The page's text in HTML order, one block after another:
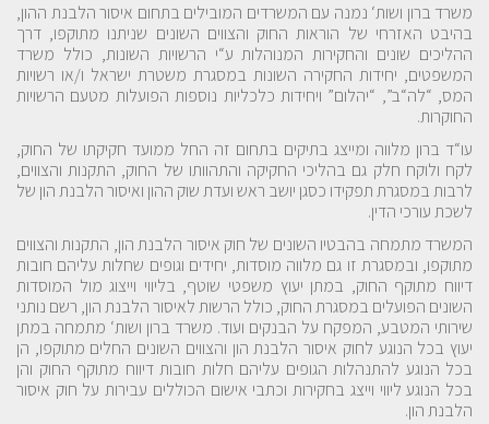
משרד ברון ושות‘ נמנה עם המשרדים המובילים בתחום איסור הלבנת ההון,
בהיבט האזרחי של הוראות החוק והצווים השונים שניתנו מתוקפו, דרך
ההליכים שונים והחקירות המנוהלות ע“י הרשויות השונות, כולל משרד
המשפטים, יחידות החקירה השונות במסגרת משטרת ישראל ו/או רשויות
המס, “לה“ב”, “יהלום” ויחידות כלכליות נוספות הפועלות מטעם הרשויות
החוקרות.
עו“ד ברון מלווה ומייצג בתיקים בתחום זה החל ממועד חקיקתו של החוק,
לקח ולוקח חלק גם בהליכי החקיקה והתהוותו של החוק, התקנות והצווים,
לרבות במסגרת תפקידו כסגן יושב ראש ועדת שוק ההון ואיסור הלבנת הון של
לשכת עורכי הדין.
המשרד מתמחה בהבטיו השונים של חוק איסור הלבנת הון, התקנות והצווים
מתוקפו, ובמסגרת זו גם מלווה מוסדות, יחידים וגופים שחלות עליהם חובות
דיווח מתוקף החוק, במתן יעוץ משפטי שוטף, בליווי וייצוג מול המוסדות
השונים הפועלים במסגרת החוק, כולל הרשות לאיסור הלבנת הון, רשם נותני
שירותי המטבע, המפקח על הבנקים ועוד. משרד ברון ושות‘ מתמחה במתן
יעוץ בכל הנוגע לחוק איסור הלבנת הון והצווים השונים החלים מתוקפו, הן
בכל הנוגע להתנהלות הגופים עליהם חלות חובות דיווח מתוקף החוק והן
בכל הנוגע ליווי וייצג בחקירות וכתבי אישום הכוללים עבירות על חוק איסור
הלבנת הון.